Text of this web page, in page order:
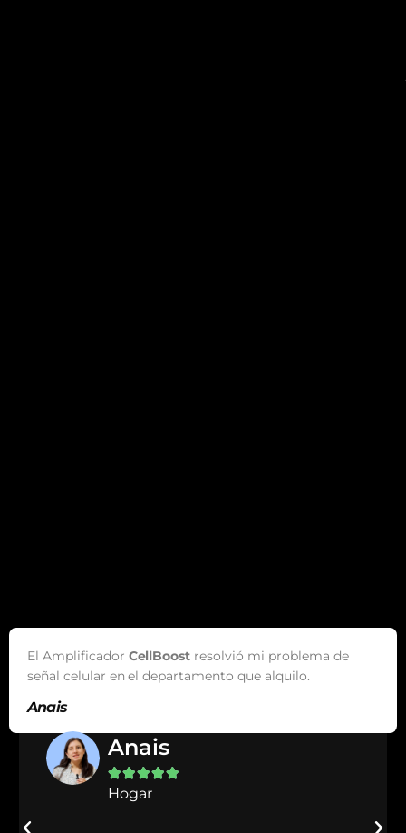
El Amplificador CellBoost resolvió mi problema de
señal celular en el departamento que alquilo.
Anais
Anais

Hogar